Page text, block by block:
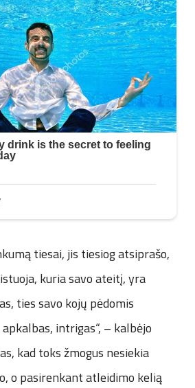
tiesai, jis tiesiog atsiprašo,
kuria savo ateitį, yra
ties savo kojų pėdomis
intrigas“, – kalbėjo
kad toks žmogus nesiekia
o pasirenkant atleidimo kelią